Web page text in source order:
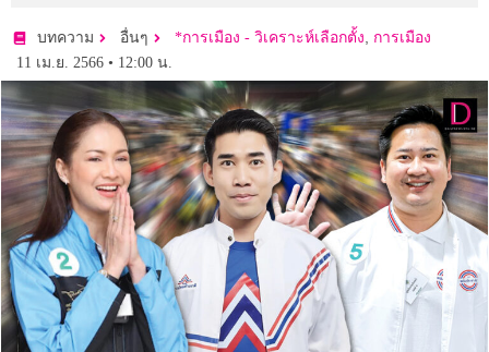
บทความ อื่นๆ *การเมือง - วิเคราะห์เลือกตั้ง, การเมือง
11 เม.ย. 2566 • 12:00 น.